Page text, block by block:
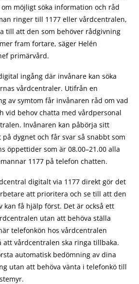
möjligt söka information och råd
ringer till 1177 eller vårdcentralen,
till att den som behöver rådgivning
fram fortare, säger Helén
primärvård.
ingång där invånare kan söka
vårdcentraler. Utifrån en
av symtom får invånaren råd om vad
vid behov chatta med vårdpersonal
Invånaren kan påbörja sitt
dygnet och får svar så snabbt som
öppettider som är 08.00–21.00 alla
1177 på telefon chatten.
digitalt via 1177 direkt gör det
att prioritera och se till att den
kan få hjälp först. Det är också ett
utan att behöva ställa
telefonkön hos vårdcentralen
att vårdcentralen ska ringa tillbaka.
automatisk bedömning av dina
utan att behöva vänta i telefonkö till